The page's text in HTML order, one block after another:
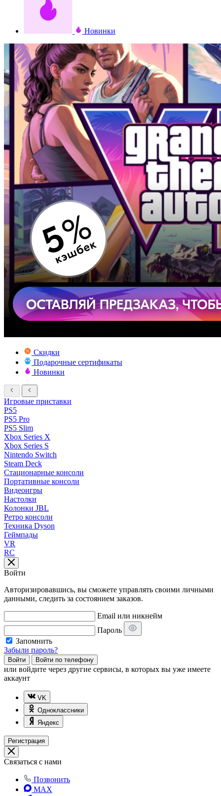
Новинки
Скидки
Подарочные сертификаты
Новинки
Игровые приставки
PS5
PS5 Pro
PS5 Slim
Xbox Series X
Xbox Series S
Nintendo Switch
Steam Deck
Стационарные консоли
Портативные консоли
Видеоигры
Настолки
Колонки JBL
Ретро консоли
Техника Dyson
Геймпады
VR
RC
Войти
Авторизировавшись, вы сможете управлять своими личными
данными, следить за состоянием заказов.
Email или никнейм
Пароль
Запомнить
Забыли пароль?
Войти Войти по телефону
или войдите через другие сервисы, в которых вы уже имеете
аккаунт
VK
Одноклассники
Яндекс
Регистрация
Связаться с нами
Позвонить
MAX